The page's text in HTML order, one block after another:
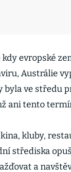
kdy evropské
Austrálie
byla ve středu
ani tento
kluby,
střediska
a